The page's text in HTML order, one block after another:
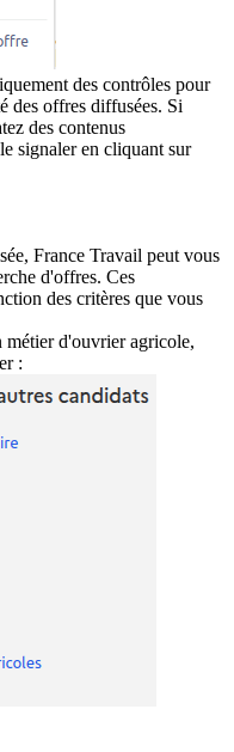
des contrôles pour
des offres diffusées. Si
des contenus
signaler en cliquant sur
France Travail peut vous
d'offres. Ces
des critères que vous
métier d'ouvrier agricole,
: